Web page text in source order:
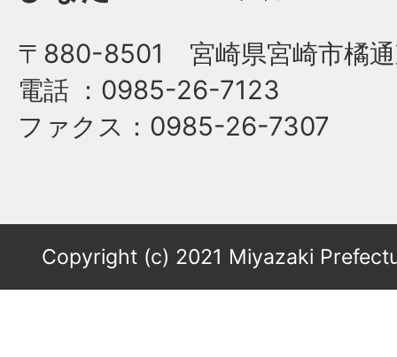
〒880-8501 宮崎県宮崎市橘通
電話 ：0985-26-7123
ファクス ：0985-26-7307
Copyright (c) 2021 Miyazaki